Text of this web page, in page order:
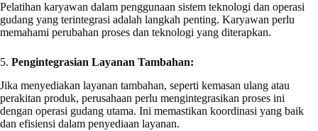
Pelatihan karyawan dalam penggunaan sistem teknologi dan operasi
gudang yang terintegrasi adalah langkah penting. Karyawan perlu
memahami perubahan proses dan teknologi yang diterapkan.
5. Pengintegrasian Layanan Tambahan:
Jika menyediakan layanan tambahan, seperti kemasan ulang atau
perakitan produk, perusahaan perlu mengintegrasikan proses ini
dengan operasi gudang utama. Ini memastikan koordinasi yang baik
dan efisiensi dalam penyediaan layanan.